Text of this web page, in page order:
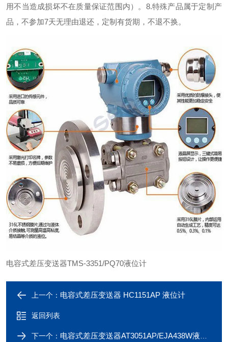
用不当造成损坏不在质量保证范围内）。8.特殊产品属于定制产
品，不参加7天无理由退还，定制有货期，不退不换。
电容式差压变送器TMS-3351/PQ70液位计
上一个： 电容式差压变送器 HC1151AP 液位计
返回列表
下一个： 电容式差压变送器AT3051AP/EJA438W液位计